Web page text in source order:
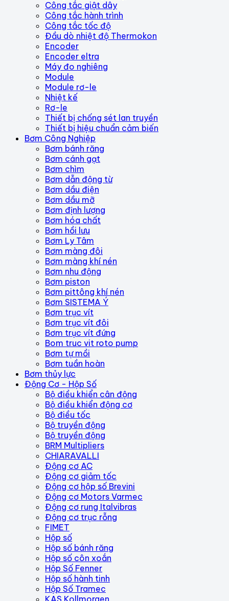
Công tắc giật dây
Công tắc hành trình
Công tắc tốc độ
Đầu dò nhiệt độ Thermokon
Encoder
Encoder eltra
Máy đo nghiêng
Module
Module rơ-le
Nhiệt kế
Rơ-le
Thiết bị chống sét lan truyền
Thiết bị hiệu chuẩn cảm biến
Bơm Công Nghiệp
Bơm bánh răng
Bơm cánh gạt
Bơm chìm
Bơm dẫn động từ
Bơm dầu điện
Bơm dầu mỡ
Bơm định lượng
Bơm hóa chất
Bơm hồi lưu
Bơm Ly Tâm
Bơm màng đôi
Bơm màng khí nén
Bơm nhu động
Bơm piston
Bơm pittông khí nén
Bơm SISTEMA Ý
Bơm trục vít
Bơm trục vít đôi
Bơm trục vít đứng
Bom truc vit roto pump
Bơm tự mồi
Bơm tuần hoàn
Bơm thủy lực
Động Cơ - Hộp Số
Bộ điều khiển cân động
Bộ điều khiển động cơ
Bộ điều tốc
Bộ truyền động
Bộ truyền động
BRM Multipliers
CHIARAVALLI
Động cơ AC
Động cơ giảm tốc
Động cơ hộp số Brevini
Động cơ Motors Varmec
Động cơ rung Italvibras
Động cơ trục rỗng
FIMET
Hộp số
Hộp số bánh răng
Hộp số côn xoắn
Hộp Số Fenner
Hộp số hành tinh
Hộp Số Tramec
KAS Kollmorgen